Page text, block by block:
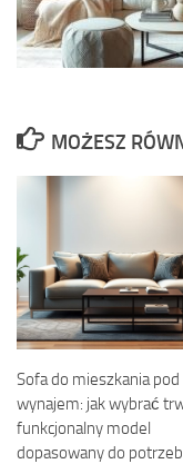
MOŻESZ
Sofa do mieszkania pod
wynajem: jak wybrać
funkcjonalny model
dopasowany do potrzeb